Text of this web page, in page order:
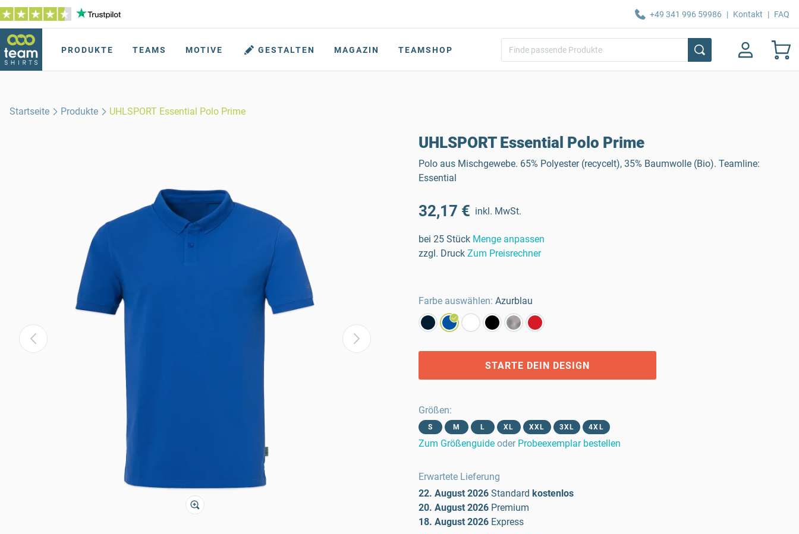
+49 341 996 59986 | Kontakt | FAQ
PRODUKTE TEAMS MOTIVE GESTALTEN MAGAZIN TEAMSHOP
Startseite Produkte UHLSPORT Essential Polo Prime
UHLSPORT Essential Polo Prime
Polo aus Mischgewebe. 65% Polyester (recycelt), 35% Baumwolle (Bio). Teamline:
Essential
32,17 € inkl. MwSt.
bei 25 Stück Menge anpassen
zzgl. Druck Zum Preisrechner
Farbe auswählen: Azurblau
STARTE DEIN DESIGN
Größen:
S M L XL XXL 3XL 4XL
Zum Größenguide oder Probeexemplar bestellen
Erwartete Lieferung
22. August 2026 Standard kostenlos
20. August 2026 Premium
18. August 2026 Express